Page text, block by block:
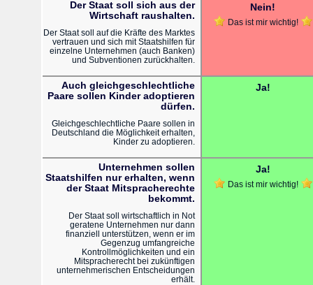
Der Staat soll sich aus der
Wirtschaft raushalten.
Der Staat soll auf die Kräfte des Marktes
vertrauen und sich mit Staatshilfen für
einzelne Unternehmen (auch Banken)
und Subventionen zurückhalten.
Nein!
Das ist mir wichtig!
Auch gleichgeschlechtliche
Paare sollen Kinder adoptieren
dürfen.
Gleichgeschlechtliche Paare sollen in
Deutschland die Möglichkeit erhalten,
Kinder zu adoptieren.
Ja!
Unternehmen sollen
Staatshilfen nur erhalten, wenn
der Staat Mitspracherechte
bekommt.
Der Staat soll wirtschaftlich in Not
geratene Unternehmen nur dann
finanziell unterstützen, wenn er im
Gegenzug umfangreiche
Kontrollmöglichkeiten und ein
Mitspracherecht bei zukünftigen
unternehmerischen Entscheidungen
erhält.
Ja!
Das ist mir wichtig!